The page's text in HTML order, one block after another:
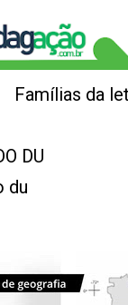
Famílias da
DU
du